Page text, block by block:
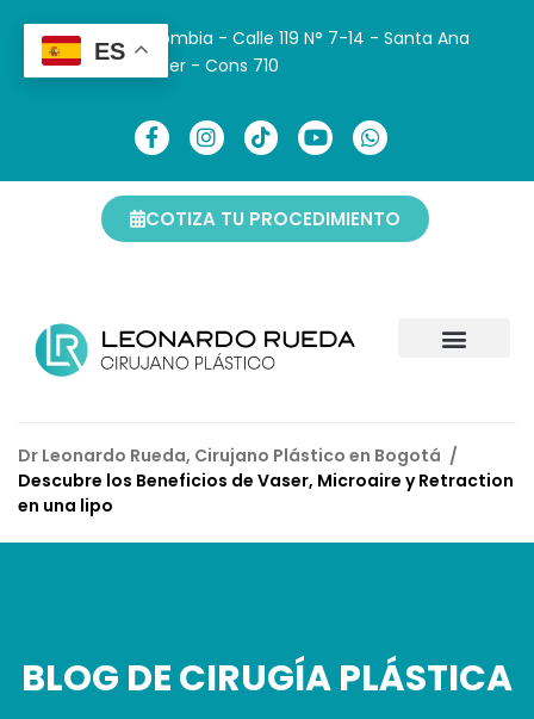
Bogotá -Colombia - Calle 119 N° 7-14 - Santa Ana
Médical Center - Cons 710
COTIZA TU PROCEDIMIENTO
Dr Leonardo Rueda, Cirujano Plástico en Bogotá /
Descubre los Beneficios de Vaser, Microaire y Retraction
en una lipo
BLOG DE CIRUGÍA PLÁSTICA
ES